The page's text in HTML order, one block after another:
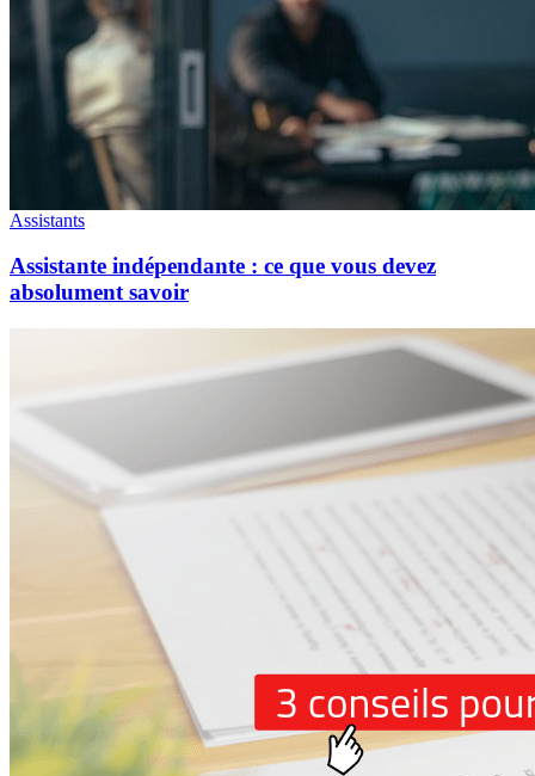
Assistants
Assistante indépendante : ce que vous devez
absolument savoir